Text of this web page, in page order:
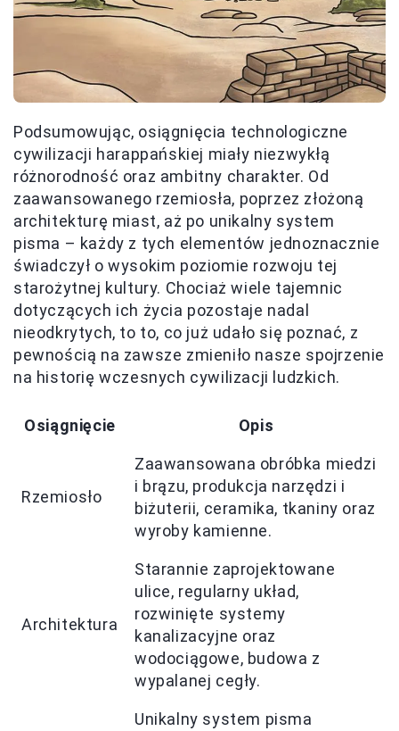
Podsumowując, osiągnięcia technologiczne
cywilizacji harappańskiej miały niezwykłą
różnorodność oraz ambitny charakter. Od
zaawansowanego rzemiosła, poprzez złożoną
architekturę miast, aż po unikalny system
pisma – każdy z tych elementów jednoznacznie
świadczył o wysokim poziomie rozwoju tej
starożytnej kultury. Chociaż wiele tajemnic
dotyczących ich życia pozostaje nadal
nieodkrytych, to to, co już udało się poznać, z
pewnością na zawsze zmieniło nasze spojrzenie
na historię wczesnych cywilizacji ludzkich.
Osiągnięcie Opis
Rzemiosło
Zaawansowana obróbka miedzi
i brązu, produkcja narzędzi i
biżuterii, ceramika, tkaniny oraz
wyroby kamienne.
Architektura
Starannie zaprojektowane
ulice, regularny układ,
rozwinięte systemy
kanalizacyjne oraz
wodociągowe, budowa z
wypalanej cegły.
Unikalny system pisma